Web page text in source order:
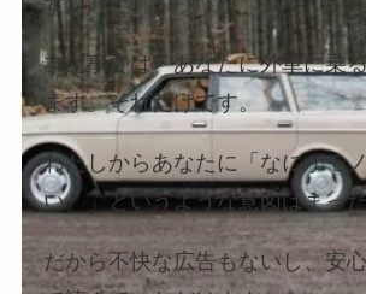
本記事では、あなたに外車に乗
ます。それだけです。
わたしからあなたに「なにかモ
い。」というような意図はまっ
だから不快な広告もないし、安